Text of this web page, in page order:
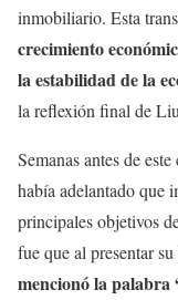
inmobiliario. Esta
crecimiento
la estabilidad de la
la reflexión final de
Semanas antes de
había adelantado que
principales objetivos
fue que al presentar
mencionó la palabra